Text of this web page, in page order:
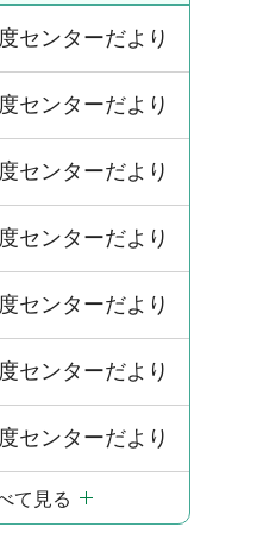
センターだより
センターだより
センターだより
センターだより
センターだより
センターだより
センターだより
て見る